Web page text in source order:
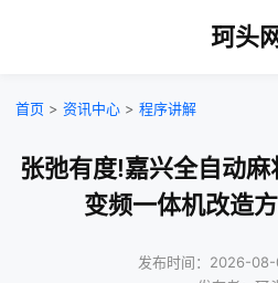
珂头
首页 > 资讯中心 > 程序讲解
张弛有度!嘉兴全自动
变频一体机改造
发布时间：2026-08-